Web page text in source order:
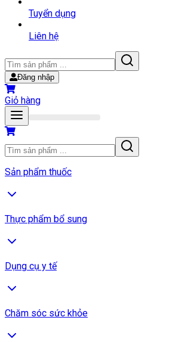
Tuyển dụng
Liên hệ
Đăng nhập
Giỏ hàng
Sản phẩm thuốc
Thực phẩm bổ sung
Dụng cụ y tế
Chăm sóc sức khỏe